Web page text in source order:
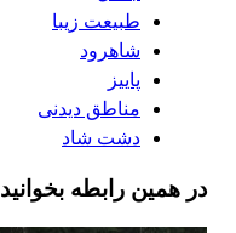
طبیعت زیبا
شاهرود
پاییز
مناطق دیدنی
دشت شاد
در همین رابطه بخوانید